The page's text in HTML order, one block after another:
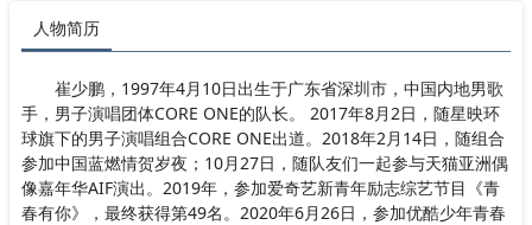
人物简历
崔少鹏，1997年4月10日出生于广东省深圳市，中国内地男歌
手，男子演唱团体CORE ONE的队长。 2017年8月2日，随星映环
球旗下的男子演唱组合CORE ONE出道。2018年2月14日，随组合
参加中国蓝燃情贺岁夜；10月27日，随队友们一起参与天猫亚洲偶
像嘉年华AIF演出。2019年，参加爱奇艺新青年励志综艺节目《青
春有你》，最终获得第49名。2020年6月26日，参加优酷少年青春